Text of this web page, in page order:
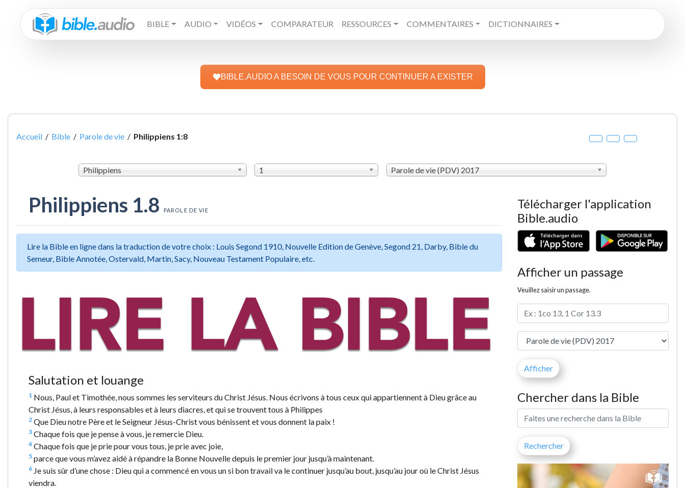
BIBLE AUDIO VIDÉOS COMPARATEUR RESSOURCES COMMENTAIRES DICTIONNAIRES
BIBLE.AUDIO A BESOIN DE VOUS POUR CONTINUER A EXISTER
Accueil / Bible / Parole de vie / Philippiens 1:8
Philippiens 1 Parole de vie (PDV) 2017
Philippiens 1.8 PAROLE DE VIE
Lire la Bible en ligne dans la traduction de votre choix : Louis Segond 1910, Nouvelle Edition de Genève, Segond 21, Darby, Bible du
Semeur, Bible Annotée, Ostervald, Martin, Sacy, Nouveau Testament Populaire, etc.
Salutation et louange
1 Nous, Paul et Timothée, nous sommes les serviteurs du Christ Jésus. Nous écrivons à tous ceux qui appartiennent à Dieu grâce au
Christ Jésus, à leurs responsables et à leurs diacres, et qui se trouvent tous à Philippes
2 Que Dieu notre Père et le Seigneur Jésus-Christ vous bénissent et vous donnent la paix !
3 Chaque fois que je pense à vous, je remercie Dieu.
4 Chaque fois que je prie pour vous tous, je prie avec joie,
5 parce que vous m’avez aidé à répandre la Bonne Nouvelle depuis le premier jour jusqu’à maintenant.
6 Je suis sûr d’une chose : Dieu qui a commencé en vous un si bon travail va le continuer jusqu’au bout, jusqu’au jour où le Christ Jésus
viendra.
Télécharger l'application
Bible.audio
Afficher un passage
Veuillez saisir un passage.
Chercher dans la Bible